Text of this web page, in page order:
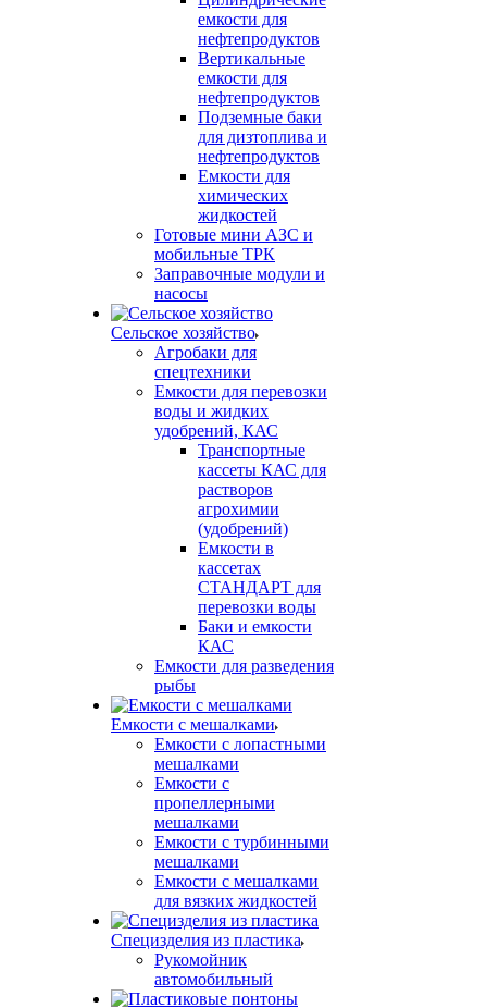
емкости для
нефтепродуктов
Вертикальные
емкости для
нефтепродуктов
Подземные баки
для дизтоплива и
нефтепродуктов
Емкости для
химических
жидкостей
Готовые мини АЗС и
мобильные ТРК
Заправочные модули и
насосы
Сельское хозяйство
Агробаки для
спецтехники
Емкости для перевозки
воды и жидких
удобрений, КАС
Транспортные
кассеты КАС для
растворов
агрохимии
(удобрений)
Емкости в
кассетах
СТАНДАРТ для
перевозки воды
Баки и емкости
КАС
Емкости для разведения
рыбы
Емкости с мешалками
Емкости с лопастными
мешалками
Емкости с
пропеллерными
мешалками
Емкости с турбинными
мешалками
Емкости с мешалками
для вязких жидкостей
Специзделия из пластика
Рукомойник
автомобильный